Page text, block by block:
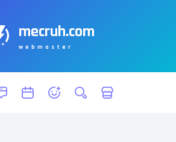
mecruh.com
webmaster